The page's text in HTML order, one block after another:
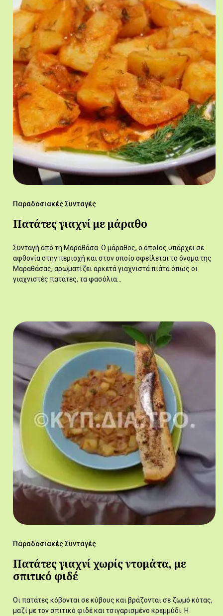
Παραδοσιακές Συνταγές
Πατάτες γιαχνί με μάραθο
Συνταγή από τη Μαραθάσα. Ο μάραθος, ο οποίος υπάρχει σε
αφθονία στην περιοχή και στον οποίο οφείλεται το όνομα της
Μαραθάσας, αρωματίζει αρκετά γιαχνιστά πιάτα όπως οι
γιαχνιστές πατάτες, τα φασόλια…
Παραδοσιακές Συνταγές
Πατάτες γιαχνί χωρίς ντομάτα, με
σπιτικό φιδέ
Οι πατάτες κόβονται σε κύβους και βράζονται σε ζωμό κότας,
μαζί με τον σπιτικό φιδέ και τσιγαρισμένο κρεμμύδι. Η